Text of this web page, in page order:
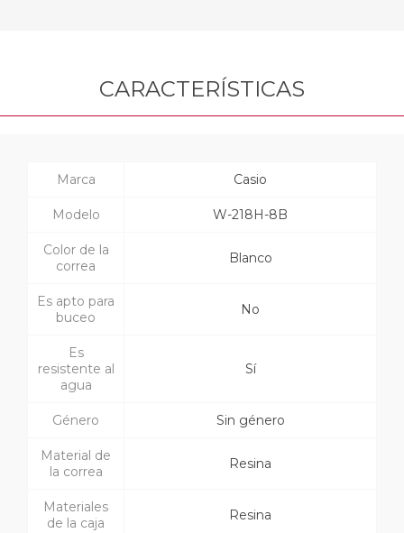
CARACTERÍSTICAS
Marca Casio
Modelo W-218H-8B
Color de la
correa
Blanco
Es apto para
buceo
No
Es
resistente al
agua
Sí
Género Sin género
Material de
la correa
Resina
Materiales
de la caja
Resina